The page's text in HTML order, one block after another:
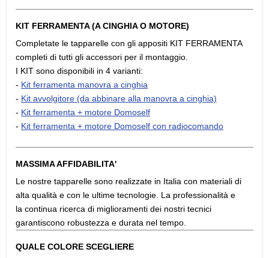
KIT FERRAMENTA (A CINGHIA O MOTORE)
Completate le tapparelle con gli appositi KIT FERRAMENTA
completi di tutti gli accessori per il montaggio.
I KIT sono disponibili in 4 varianti:
- Kit ferramenta manovra a cinghia
- Kit avvolgitore (da abbinare alla manovra a cinghia)
- Kit ferramenta + motore Domoself
- Kit ferramenta + motore Domoself con radiocomando
MASSIMA AFFIDABILITA'
Le nostre tapparelle sono realizzate in Italia con materiali di
alta qualità e con le ultime tecnologie. La professionalità e
la continua ricerca di miglioramenti dei nostri tecnici
garantiscono robustezza e durata nel tempo.
QUALE COLORE SCEGLIERE